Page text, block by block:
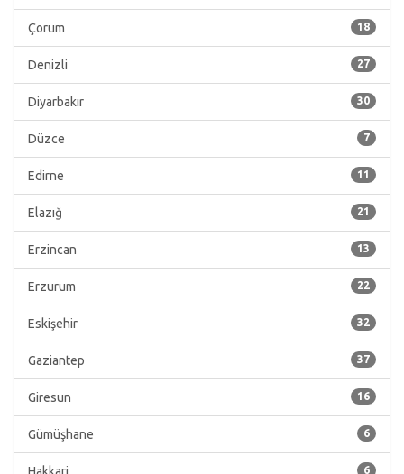
18
Çorum
27
Denizli
30
Diyarbakır
7
Düzce
11
Edirne
21
Elazığ
13
Erzincan
22
Erzurum
32
Eskişehir
37
Gaziantep
16
Giresun
6
Gümüşhane
6